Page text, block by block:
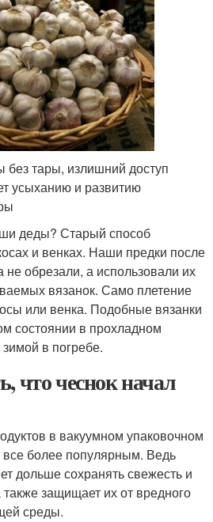
без тары, излишний доступ
усыханию и развитию
деды? Старый способ
и венках. Наши предки после
не обрезали, а использовали их
вязанок. Само плетение
или венка. Подобные вязанки
состоянии в прохладном
в погребе.
что чеснок начал
в вакуумном упаковочном
все более популярным. Ведь
дольше сохранять свежесть и
также защищает их от вредного
среды.